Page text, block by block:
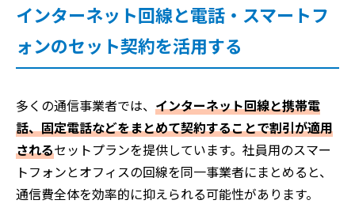
インターネット回線と電話・スマートフ
ォンのセット契約を活用する
多くの通信事業者では、 インターネット回線と携帯電
話、固定電話などをまとめて契約することで割引が適用
されるセットプランを提供しています。社員用のスマー
トフォンとオフィスの回線を同一事業者にまとめると、
通信費全体を効率的に抑えられる可能性があります。